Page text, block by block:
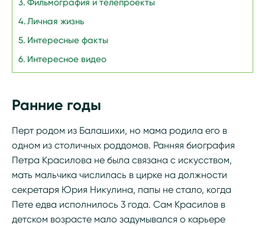
Фильмография и телепроекты
Личная жизнь
Интересные факты
Интересное видео
Ранние годы
Перт родом из Балашихи, но мама родила его в
одном из столичных роддомов. Ранняя биография
Петра Красилова не была связана с искусством,
мать мальчика числилась в цирке на должности
секретаря Юрия Никулина, папы не стало, когда
Пете едва исполнилось 3 года. Сам Красилов в
детском возрасте мало задумывался о карьере